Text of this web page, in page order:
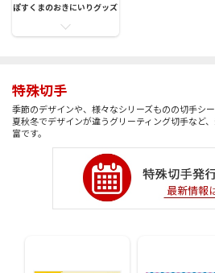
ぽすくまのおきにいりグッズ
特殊切手
季節のデザインや、様々なシリーズものの切手シ
夏秋冬でデザインが違うグリーティング切手など
富です。